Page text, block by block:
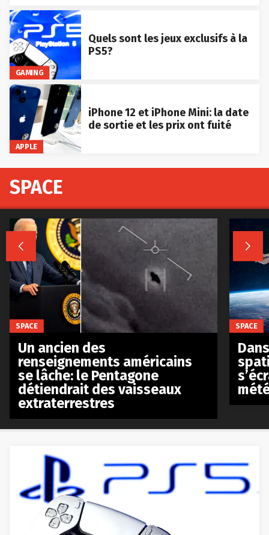
GAMING
Quels sont les jeux exclusifs à la
PS5?
APPLE
iPhone 12 et iPhone Mini: la date
de sortie et les prix ont fuité
SPACE
 
SPACE
Un ancien des
renseignements américains
se lâche: le Pentagone
détiendrait des vaisseaux
extraterrestres
SPACE